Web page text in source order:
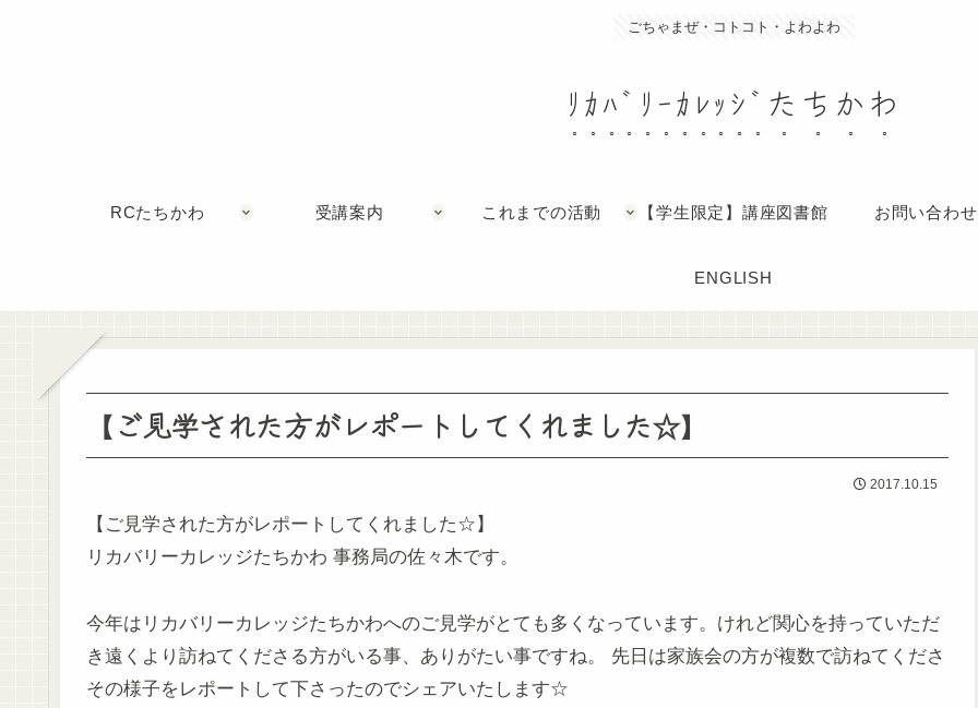
ごちゃまぜ・コトコト・よわよわ
ﾘｶﾊﾞﾘｰｶﾚｯｼﾞたちかわ
RCたちかわ 受講案内 これまでの活動 【学生限定】講座図書館 お問い合わせ
ENGLISH
【ご見学された方がレポートしてくれました☆】
2017.10.15
【ご見学された方がレポートしてくれました☆】
リカバリーカレッジたちかわ 事務局の佐々木です。
今年はリカバリーカレッジたちかわへのご見学がとても多くなっています。けれど関心を持っていただ
き遠くより訪ねてくださる方がいる事、ありがたい事ですね。 先日は家族会の方が複数で訪ねてくださ
その様子をレポートして下さったのでシェアいたします☆